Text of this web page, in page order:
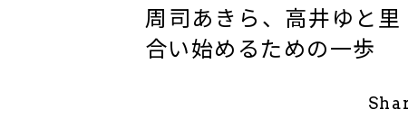
周司あきら、高井ゆと
合い始めるための一歩